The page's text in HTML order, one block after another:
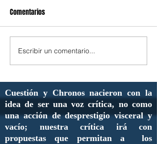
Comentarios
Escribir un comentario...
Cuestión y Chronos nacieron con la
idea de ser una voz crítica, no como
una acción de desprestigio visceral y
vacío; nuestra crítica irá con
propuestas que permitan a los